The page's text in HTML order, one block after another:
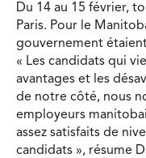
Du 14 au 15 février,
Paris. Pour le
gouvernement
« Les candidats qui
avantages et les
de notre côté, nous
employeurs
assez satisfaits de
candidats », résume